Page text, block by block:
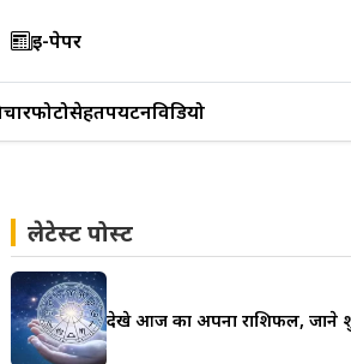
ई-पेपर
फोटोसेहतपर्यटनविडियो
लेटेस्ट पोस्ट
देखे आज का अपना राशिफल,